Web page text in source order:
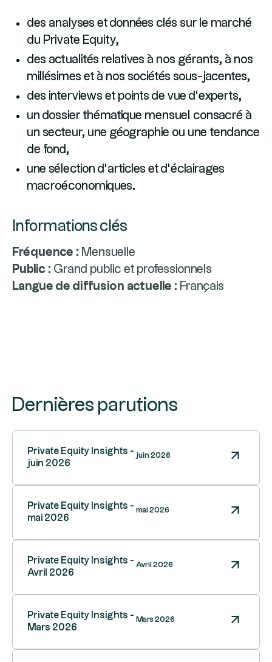
des analyses et données clés sur le marché
du Private Equity,
des actualités relatives à nos gérants, à nos
millésimes et à nos sociétés sous-jacentes,
des interviews et points de vue d’experts,
un dossier thématique mensuel consacré à
un secteur, une géographie ou une tendance
de fond,
une sélection d’articles et d’éclairages
macroéconomiques.
Informations clés
Fréquence : Mensuelle
Public : Grand public et professionnels
Langue de diffusion actuelle : Français
Dernières parutions
Private Equity Insights -
juin 2026
juin 2026
Private Equity Insights -
mai 2026
mai 2026
Private Equity Insights -
Avril 2026
Avril 2026
Private Equity Insights -
Mars 2026
Mars 2026